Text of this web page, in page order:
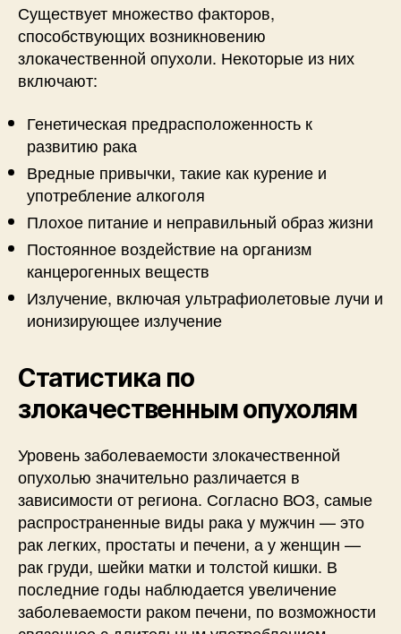
Существует множество факторов,
способствующих возникновению
злокачественной опухоли. Некоторые из них
включают:
Генетическая предрасположенность к
развитию рака
Вредные привычки, такие как курение и
употребление алкоголя
Плохое питание и неправильный образ жизни
Постоянное воздействие на организм
канцерогенных веществ
Излучение, включая ультрафиолетовые лучи и
ионизирующее излучение
Статистика по
злокачественным опухолям
Уровень заболеваемости злокачественной
опухолью значительно различается в
зависимости от региона. Согласно ВОЗ, самые
распространенные виды рака у мужчин — это
рак легких, простаты и печени, а у женщин —
рак груди, шейки матки и толстой кишки. В
последние годы наблюдается увеличение
заболеваемости раком печени, по возможности